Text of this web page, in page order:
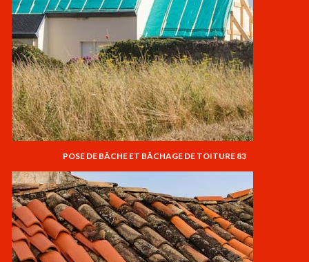
POSE DE BÂCHE ET BÂCHAGE DE TOITURE 83